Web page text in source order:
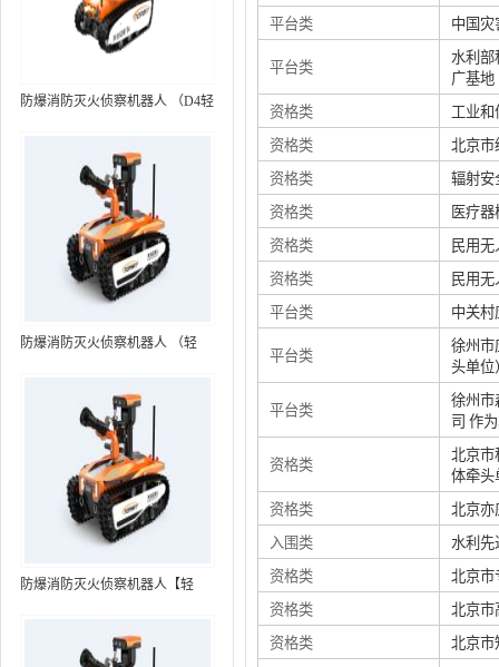
防爆消防灭火侦察机器人 （D4轻
防爆消防灭火侦察机器人 （轻
MC80BD（第6代）
防爆消防灭火侦察机器人【轻
装置+语音控制+跟随功能+5G控
平台类 中国灾
平台类
水利部
广基地
资格类
工业和
资格类
北京市
资格类
辐射安
资格类
医疗
资格类
民用
资格类
民用
平台类
中关村
平台类
徐州市
头单位
平台类
徐州市
司 作
资格类
北京市
体牵头
资格类
北京亦
入围类
水利先
资格类
北京市
资格类
北京市
资格类
北京市